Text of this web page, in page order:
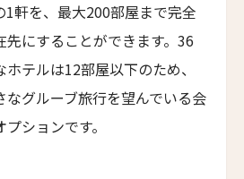
ゲルナー・ヘーフェ
ス
1軒を、最大200部屋まで完全
先にすることができます。36
テルは12部屋以下のため、
なグルーブ旅行を望んでいる会
ションです。